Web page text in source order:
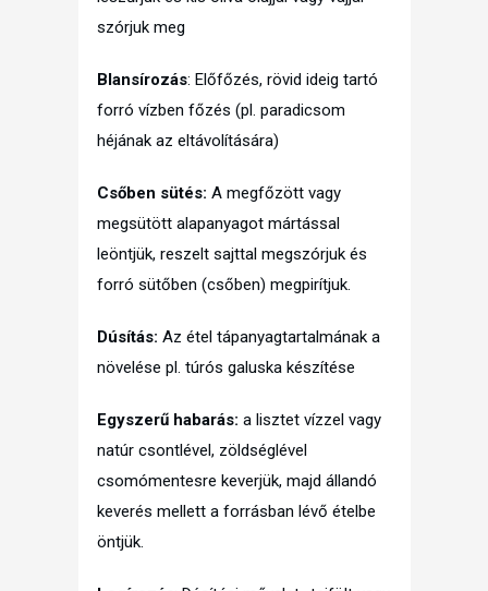
szórjuk meg
Blansírozás: Előfőzés, rövid ideig tartó
forró vízben főzés (pl. paradicsom
héjának az eltávolítására)
Csőben sütés: A megfőzött vagy
megsütött alapanyagot mártással
leöntjük, reszelt sajttal megszórjuk és
forró sütőben (csőben) megpirítjuk.
Dúsítás: Az étel tápanyagtartalmának a
növelése pl. túrós galuska készítése
Egyszerű habarás: a lisztet vízzel vagy
natúr csontlével, zöldséglével
csomómentesre keverjük, majd állandó
keverés mellett a forrásban lévő ételbe
öntjük.